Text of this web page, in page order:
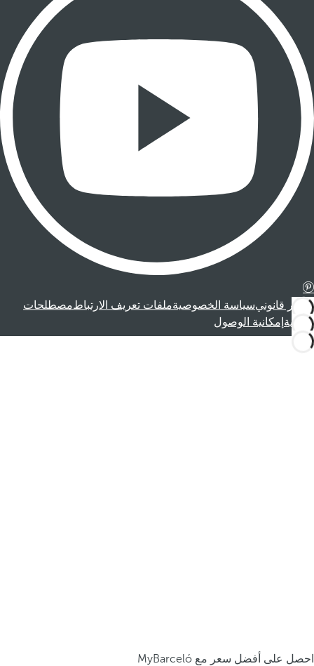
إشعار قانونيسياسة الخصوصيةملفات تعريف الارتباطمصطلحات
قانونية إمكانية الوصول
احصل على أفضل سعر مع MyBarceló